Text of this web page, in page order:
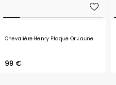
Chevalière Henry Plaque Or Jaune
99 €